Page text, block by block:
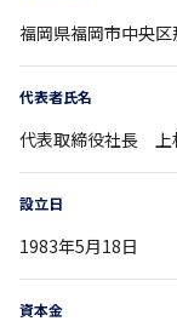
福岡県福岡市中央
代表者氏名
代表取締役社長 上
設立日
1983年5月18日
資本金